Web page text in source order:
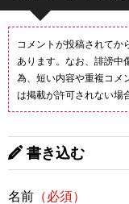
コメントが投稿されてか
あります。なお、誹謗中
為、短い内容や重複コメ
は掲載が許可されない場
書き込む
名前 （必須）